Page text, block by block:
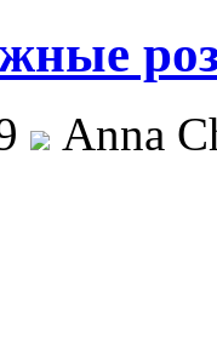
Anna